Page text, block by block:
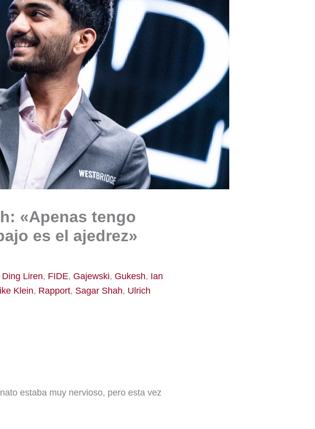
«Apenas tengo
es el ajedrez»
Ding Liren, FIDE, Gajewski, Gukesh, Ian
Klein, Rapport, Sagar Shah, Ulrich
estaba muy nervioso, pero esta vez